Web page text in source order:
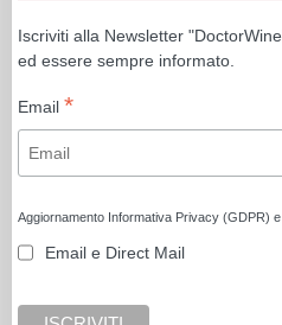
Iscriviti alla Newsletter
ed essere sempre informato.
Email *
Aggiornamento Informativa Privacy (GDPR)
Email e Direct Mail